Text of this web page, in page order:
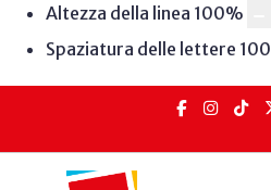
Altezza della linea 100%
Spaziatura delle lettere 100